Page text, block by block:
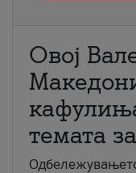
Овој
темата